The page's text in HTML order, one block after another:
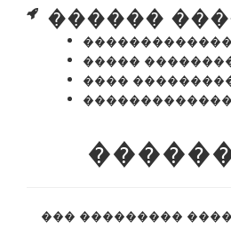
������
�����
����
��� ���������